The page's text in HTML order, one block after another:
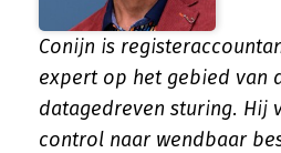
Conijn is
expert op het gebied van
datagedreven sturing. Hij
control naar wendbaar